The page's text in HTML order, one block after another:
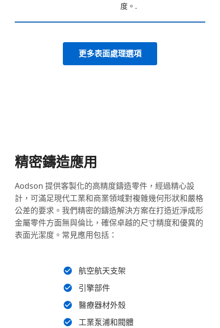
度。.
更多表面處理選項
精密鑄造應用
Aodson 提供客製化的高精度鑄造零件，經過精心設
計，可滿足現代工業和商業領域對複雜幾何形狀和嚴格
公差的要求。我們精密的鑄造解決方案在打造近淨成形
金屬零件方面無與倫比，確保卓越的尺寸精度和優異的
表面光潔度。常見應用包括：
航空航天支架
引擎部件
醫療器材外殼
工業泵浦和閥體